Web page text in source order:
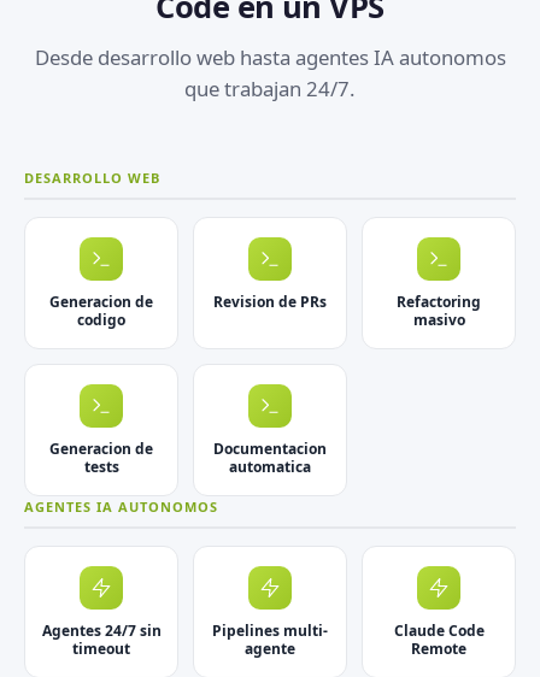
Desde desarrollo web hasta agentes IA autonomos
que trabajan 24/7.
DESARROLLO WEB
Generacion de
codigo
Revision de PRs
Refactoring
masivo
Generacion de
tests
Documentacion
automatica
AGENTES IA AUTONOMOS
Agentes 24/7 sin
timeout
Pipelines multi-
agente
Claude Code
Remote